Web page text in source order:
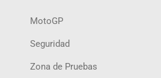
MotoGP
Seguridad
Zona de Pruebas